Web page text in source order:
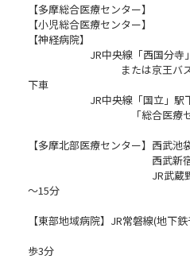
【多摩総合医療センター】
【小児総合医療センター】
【神経病院】
JR中央線「西国分寺」駅
または京王バス（総合
下車
JR中央線「国立」駅下車
「総合医療センタ
【多摩北部医療センター】西武池
西武新宿線「久
JR武蔵野線「新秋
～15
【東部地域病院】JR常磐線(地下
歩3分